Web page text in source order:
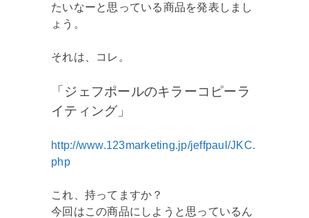
たいなーと思っている商品を発表しまし
ょう。
それは、コレ。
「ジェフポールのキラーコピーラ
イティング」
http://www.123marketing.jp/jeffpaul/JKC.
php
これ、持ってますか？
今回はこの商品にしようと思っているん